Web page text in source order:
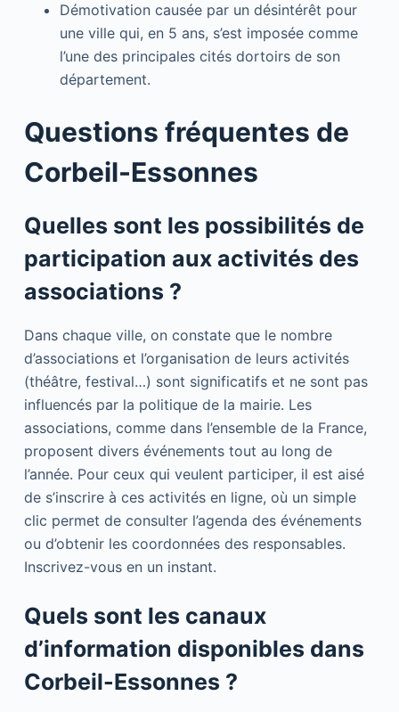
Démotivation causée par un désintérêt pour
une ville qui, en 5 ans, s’est imposée comme
l’une des principales cités dortoirs de son
département.
Questions fréquentes de
Corbeil-Essonnes
Quelles sont les possibilités de
participation aux activités des
associations ?
Dans chaque ville, on constate que le nombre
d’associations et l’organisation de leurs activités
(théâtre, festival…) sont significatifs et ne sont pas
influencés par la politique de la mairie. Les
associations, comme dans l’ensemble de la France,
proposent divers événements tout au long de
l’année. Pour ceux qui veulent participer, il est aisé
de s’inscrire à ces activités en ligne, où un simple
clic permet de consulter l’agenda des événements
ou d’obtenir les coordonnées des responsables.
Inscrivez-vous en un instant.
Quels sont les canaux
d’information disponibles dans
Corbeil-Essonnes ?